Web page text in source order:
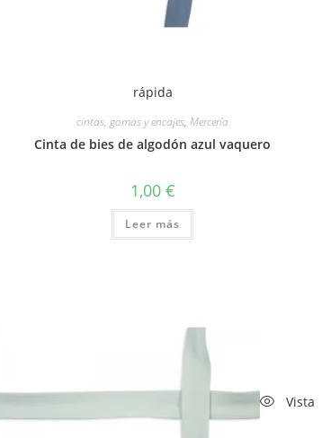
rápida
cintas, gomas y encajes,Mercería
Cinta de bies de algodón azul vaquero
1,00 €
Leer más
Vista